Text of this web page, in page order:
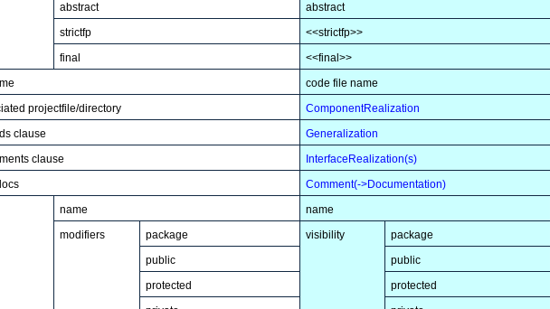
abstract
abstract
strictfp
<<strictfp>>
final
<<final>>
code file name
projectfile/directory
ComponentRealization
clause
Generalization
clause
InterfaceRealization(s)
Comment(->Documentation)
name name
modifiers
package visibility
package
public
public
protected
protected